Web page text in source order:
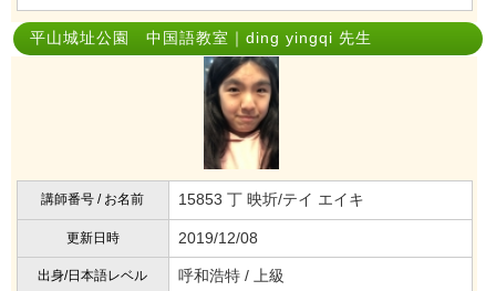
平山城址公園 中国語教室｜ding yingqi 先生
講師番号 / お名前 15853 丁 映圻/テイ エイキ
更新日時 2019/12/08
出身/日本語レベル 呼和浩特 / 上級